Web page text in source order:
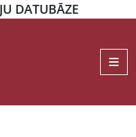
DATUBĀZE